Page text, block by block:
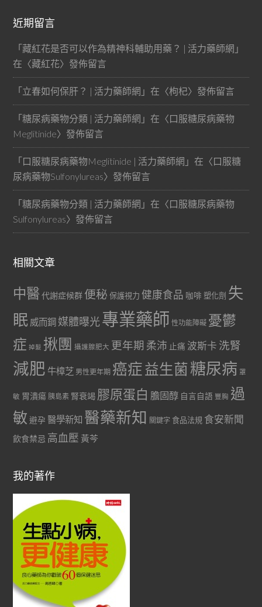
近期留言
「藏紅花是否可以作為精神科輔助用藥？ | 活力藥師網 」
在〈藏紅花〉發佈留言
「立春如何保肝？ | 活力藥師網 」在〈枸杞〉發佈留言
「糖尿病藥物分類 | 活力藥師網 」在〈口服糖尿病藥物
Meglitinide〉發佈留言
「口服糖尿病藥物Meglitinide | 活力藥師網 」在〈口服糖
尿病藥物Sulfonylureas〉發佈留言
「糖尿病藥物分類 | 活力藥師網 」在〈口服糖尿病藥物
Sulfonylureas〉發佈留言
相關文章
中醫代謝症候群 便秘 保護視力 健康食品 咖啡 塑化劑 失
眠 威而鋼 媒體曝光專業藥師 性功能障礙 憂鬱
症 掉髮 揪團 攝護腺肥大 更年期 柔沛 止痛 波斯卡 洗腎
減肥 牛樟芝 男性更年期 癌症益生菌 糖尿病 罩
敏 胃潰瘍 胰島素 腎衰竭 膠原蛋白 膽固醇 自言自語 豐胸 過
敏 避孕 醫學新知 醫藥新知 關鍵字 食品法規 食安新聞
飲食禁忌 高血壓 黃芩
我的著作